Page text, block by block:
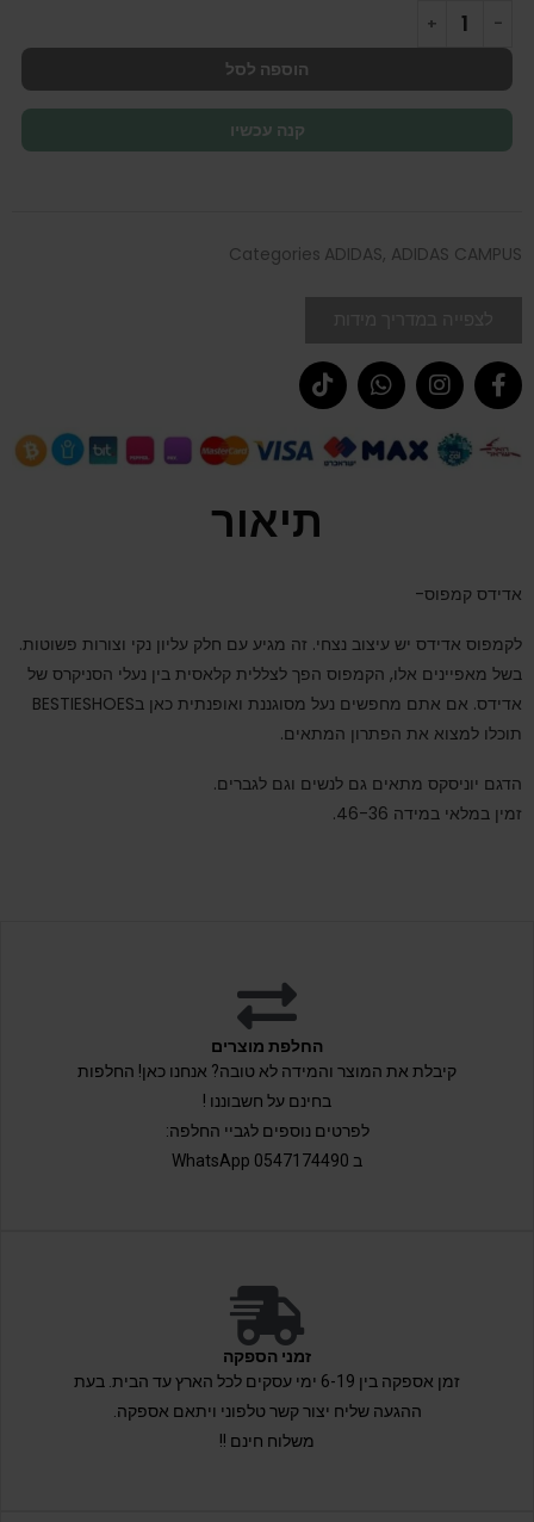
הוספה לסל
קנה עכשיו
Categories ADIDAS, ADIDAS CAMPUS
תיאור
אדידס קמפוס-
לקמפוס אדידס יש עיצוב נצחי. זה מגיע עם חלק עליון נקי וצורות פשוטות.
בשל מאפיינים אלו, הקמפוס הפך לצללית קלאסית בין נעלי הסניקרס של
אדידס
. אם אתם מחפשים נעל מסוגננת ואופנתית כאן בBESTIESHOES
תוכלו למצוא את הפתרון המתאים.
הדגם יוניסקס מתאים גם לנשים וגם לגברים.
זמין במלאי במידה 46-36.
החלפת מוצרים
קיבלת את המוצר והמידה לא טובה? אנחנו כאן! החלפות
בחינם על חשבוננו !
לפרטים נוספים לגביי החלפה:
ב 0547174490 WhatsApp
זמני הספקה
זמן אספקה בין 6-19 ימי עסקים לכל הארץ עד הבית. בעת
ההגעה שליח יצור קשר טלפוני ויתאם אספקה.
משלוח חינם !!